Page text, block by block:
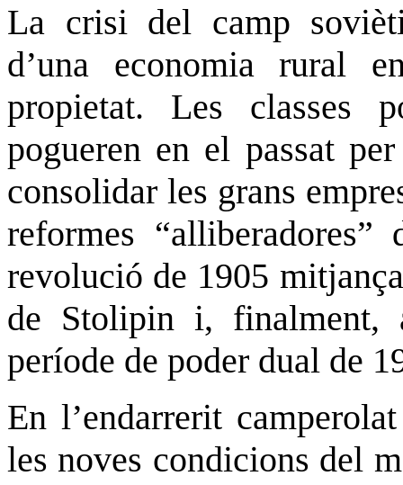
La crisi del camp
d’una economia rural
propietat. Les classes
pogueren en el passat
consolidar les grans
reformes
revolució de 1905
de Stolipin i, finalment,
període de poder dual de
En l’endarrerit
les noves condicions del